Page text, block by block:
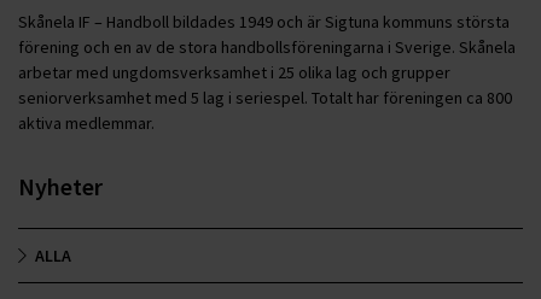
Skånela IF – Handboll bildades 1949 och är Sigtuna kommuns största
förening och en av de stora handbollsföreningarna i Sverige. Skånela
arbetar med ungdomsverksamhet i 25 olika lag och grupper
seniorverksamhet med 5 lag i seriespel. Totalt har föreningen ca 800
aktiva medlemmar.
Nyheter
ALLA